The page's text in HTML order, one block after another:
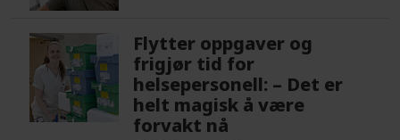
Flytter oppgaver og
frigjør tid for
helsepersonell: – Det er
helt magisk å være
forvakt nå